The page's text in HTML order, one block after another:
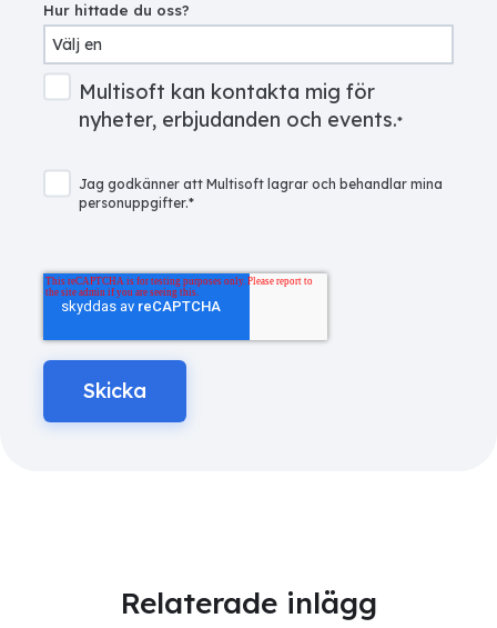
Hur hittade du oss?
Multisoft kan kontakta mig för
nyheter, erbjudanden och events.*
Jag godkänner att Multisoft lagrar och behandlar mina
personuppgifter.*
Relaterade inlägg